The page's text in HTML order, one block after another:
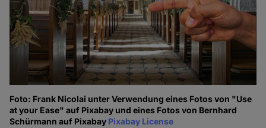
Foto: Frank Nicolai unter Verwendung eines Fotos von "Use
at your Ease" auf Pixabay und eines Fotos von Bernhard
Schürmann auf Pixabay Pixabay License